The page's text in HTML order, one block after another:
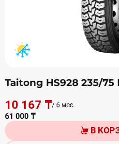
Taitong HS928 235/75
10 167 ₸/ 6 мес.
61 000 ₸
В